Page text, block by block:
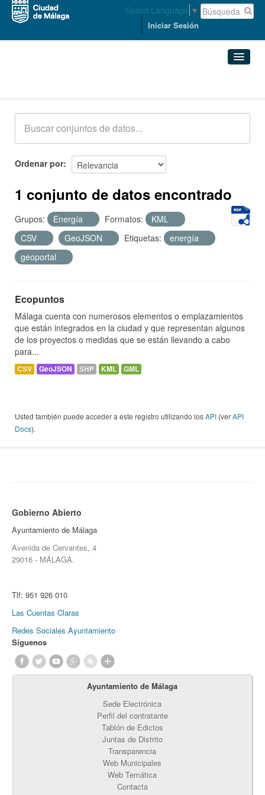
Select Language ▼
Iniciar Sesión
Acerca de
Ordenar por
1 conjunto de datos encontrado
Grupos: Energía Formatos:
KML
CSV
GeoJSON Etiquetas:
energía
geoportal
Ecopuntos
Málaga cuenta con numerosos elementos o emplazamientos
que están integrados en la ciudad y que representan algunos
de los proyectos o medidas que se están llevando a cabo
para...
CSV GeoJSON SHP KML GML
Usted también puede acceder a este registro utilizando losAPI (verAPI
Docs).
Gobierno Abierto
Ayuntamiento de Málaga
Avenida de Cervantes, 4
29016 - MÁLAGA.
Tlf: 951 926 010
Las Cuentas Claras
Redes Sociales Ayuntamiento
Síguenos
Ayuntamiento de Málaga
Sede Electrónica
Perfil del contratante
Tablón de Edictos
Juntas de Distrito
Transparencia
Web Municipales
Web Temática
Contacta